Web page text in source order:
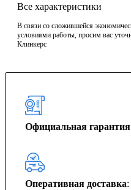
Все характеристики
В связи со сложившейся
условиями работы, просим вас
Клинкерс
Официальная
Оперативная доставка